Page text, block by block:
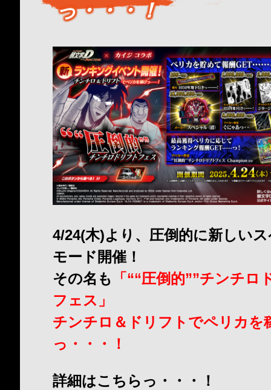
っ・・・！
4/24(木)より、圧倒的に新しい
モード開催！
その名も
「““圧倒的””チンチロ
フェス」
チンチロ＆ドリフトでペリカを
っ・・・！
詳細はこちらっ・・・！